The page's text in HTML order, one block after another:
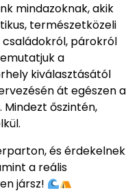
mindazoknak, akik
természetközeli
párokról
a
kiválasztásától
át egészen a
őszintén,
és érdekelnek
a reális
jársz!